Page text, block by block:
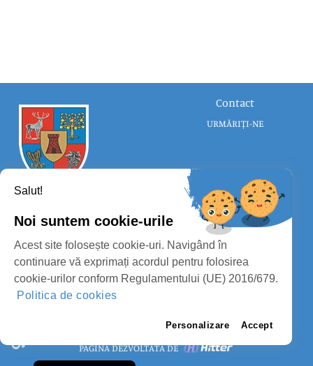
PROTECȚIA DATELOR PERSONALE
MASS-MEDIA
PAGINĂ DEZVOLTATĂ DE
CONSILIUL JUDEȚEAN SATU MARE
Contact
URMĂRIȚI-NE
Salut!
Noi suntem cookie-urile
Acest site folosește cookie-uri. Navigând în
continuare vă exprimați acordul pentru folosirea
cookie-urilor conform Regulamentului (UE) 2016/679.
Politica de cookies
Personalizare Accept